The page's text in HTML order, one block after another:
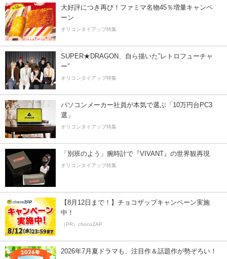
大好評につき再び！ファミマ名物45％増量キャンペ
ーン
オリコンタイアップ特集
SUPER★DRAGON、自ら描いた”レトロフューチャ
ー”
オリコンタイアップ特集
パソコンメーカー社員が本気で選ぶ「10万円台PC3
選」
オリコンタイアップ特集
「別班のよう」腕時計で『VIVANT』の世界観再現
オリコンタイアップ特集
【8月12日まで！】チョコザップキャンペーン実施
中！
（PR）chocoZAP
2026年7月夏ドラマも、注目作＆話題作が勢ぞろい！